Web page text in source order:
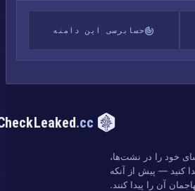
حسابرسی این دامنه
CheckLeaked.cc
را در نشت‌ها،
— پیش از آنکه
آن را پیدا کنند.